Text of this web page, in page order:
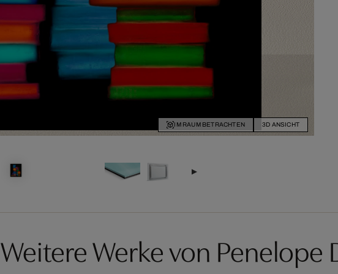
IM RAUM BETRACHTEN 3D ANSICHT
Weitere Werke von Penelope